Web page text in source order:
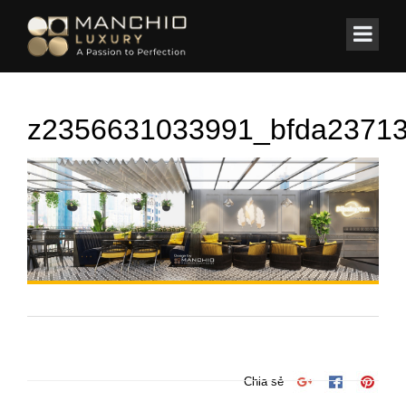
Home/KHÁCH SẠN/ Hotel Blissington 65 Hàng Bè – Hà Nội
Chia sẻ